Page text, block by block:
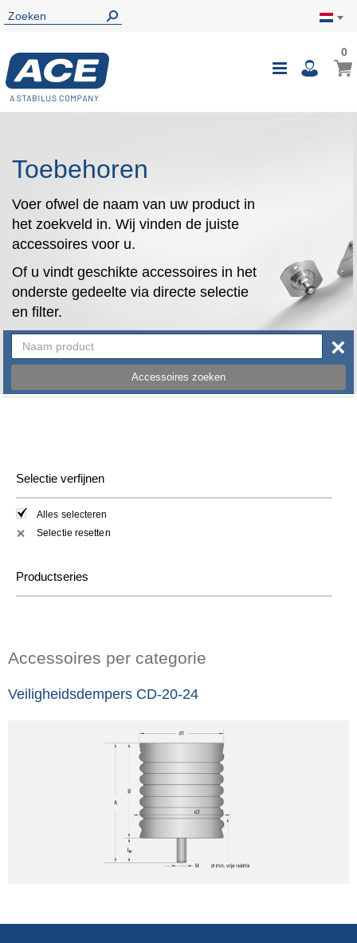
Toggle
00
Toebehoren
Voer ofwel de naam van uw product in
het zoekveld in. Wij vinden de juiste
accessoires voor u.
Of u vindt geschikte accessoires in het
onderste gedeelte via directe selectie
en filter.
Accessoires zoeken
×
Selectie verfijnen
Alles selecteren
✕ Selectie resetten
Productseries
Accessoires per categorie
Veiligheidsdempers CD-20-24